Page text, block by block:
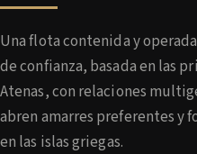
Una flota contenida y
de confianza, basada en las
Atenas, con relaciones
abren amarres preferentes y
en las islas griegas.